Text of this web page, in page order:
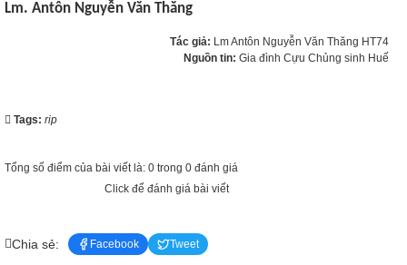
Lm. Antôn Nguyễn Văn Thăng
Tác giả: Lm Antôn Nguyễn Văn Thăng HT74
Nguồn tin: Gia đình Cựu Chủng sinh Huế
Tags: rip
Tổng số điểm của bài viết là: 0 trong 0 đánh giá
Click để đánh giá bài viết
Chia sẻ: Facebook Tweet